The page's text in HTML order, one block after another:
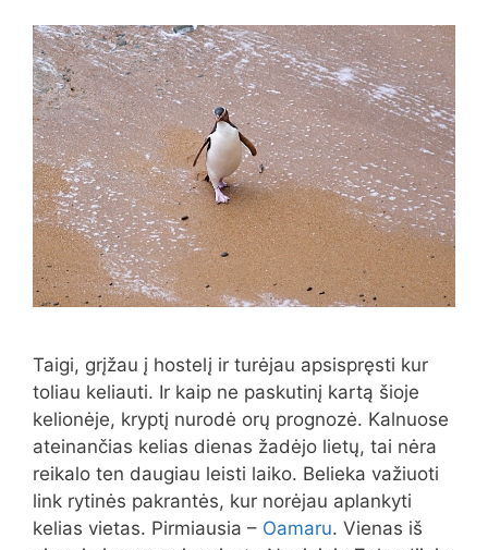
Taigi, grįžau į hostelį ir turėjau apsispręsti kur
toliau keliauti. Ir kaip ne paskutinį kartą šioje
kelionėje, kryptį nurodė orų prognozė. Kalnuose
ateinančias kelias dienas žadėjo lietų, tai nėra
reikalo ten daugiau leisti laiko. Belieka važiuoti
link rytinės pakrantės, kur norėjau aplankyti
kelias vietas. Pirmiausia – Oamaru. Vienas iš